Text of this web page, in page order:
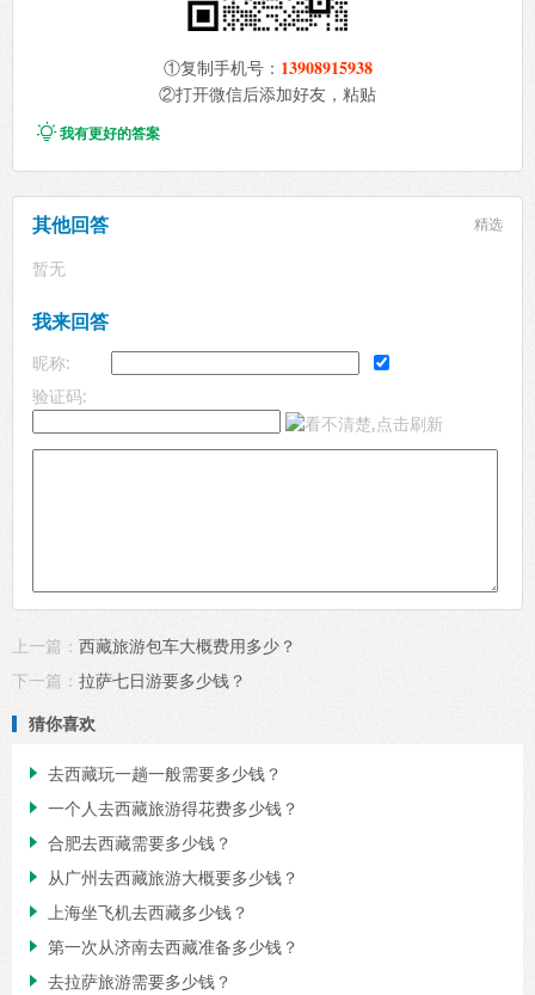
①复制手机号： 13908915938
②打开微信后添加好友，粘贴
我有更好的答案
其他回答 精选
暂无
我来回答
昵称:
验证码:
上一篇： 西藏旅游包车大概费用多少？
下一篇： 拉萨七日游要多少钱？
猜你喜欢
 去西藏玩一趟一般需要多少钱？
 一个人去西藏旅游得花费多少钱？
 合肥去西藏需要多少钱？
 从广州去西藏旅游大概要多少钱？
 上海坐飞机去西藏多少钱？
 第一次从济南去西藏准备多少钱？
 去拉萨旅游需要多少钱？